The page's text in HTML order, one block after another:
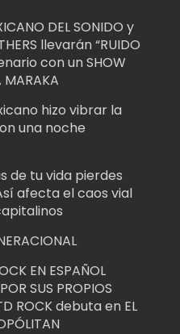
DEL SONIDO y
llevarán “RUIDO
con un SHOW
MARAKA
hizo vibrar la
una noche
de tu vida pierdes
afecta el caos vial
EN ESPAÑOL
SUS PROPIOS
ROCK debuta en EL